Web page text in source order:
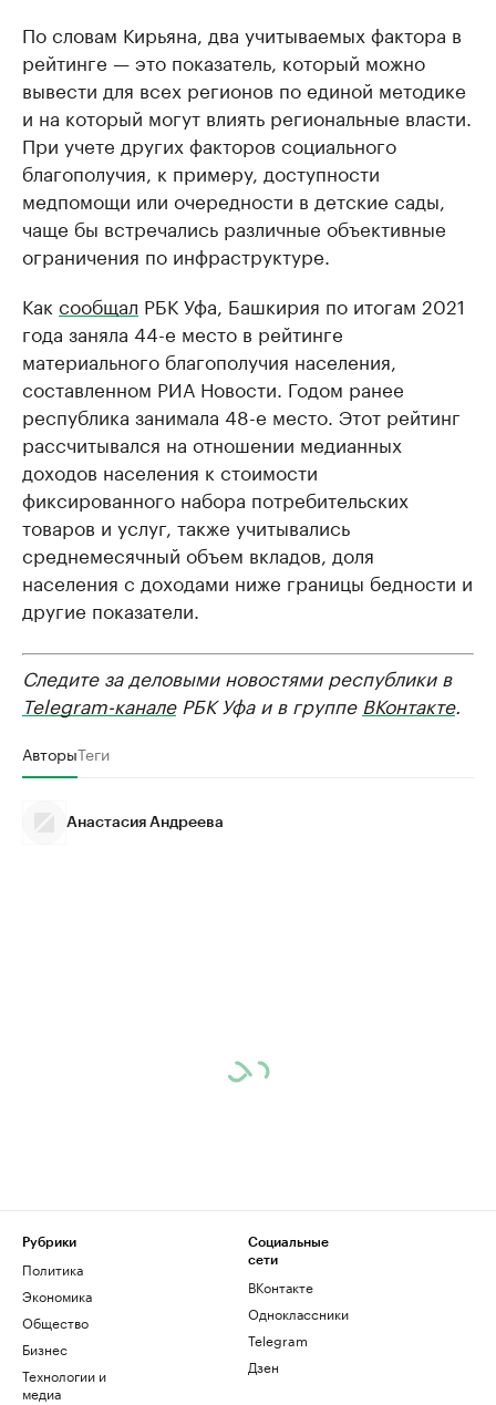
По словам Кирьяна, два учитываемых фактора в
рейтинге — это показатель, который можно
вывести для всех регионов по единой методике
и на который могут влиять региональные власти.
При учете других факторов социального
благополучия, к примеру, доступности
медпомощи или очередности в детские сады,
чаще бы встречались различные объективные
ограничения по инфраструктуре.
Как сообщал РБК Уфа, Башкирия по итогам 2021
года заняла 44-е место в рейтинге
материального благополучия населения,
составленном РИА Новости. Годом ранее
республика занимала 48-е место. Этот рейтинг
рассчитывался на отношении медианных
доходов населения к стоимости
фиксированного набора потребительских
товаров и услуг, также учитывались
среднемесячный объем вкладов, доля
населения с доходами ниже границы бедности и
другие показатели.
Следите за деловыми новостями республики в
Telegram-каналеРБК Уфа и в группе ВКонтакте.
АвторыТеги
Анастасия Андреева
Рубрики
Политика
Экономика
Общество
Бизнес
Технологии и
медиа
Социальные
сети
ВКонтакте
Одноклассники
Telegram
Дзен